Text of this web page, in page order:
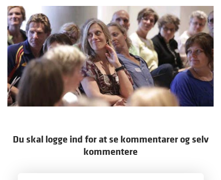
Du skal logge ind for at se kommentarer og selv
kommentere